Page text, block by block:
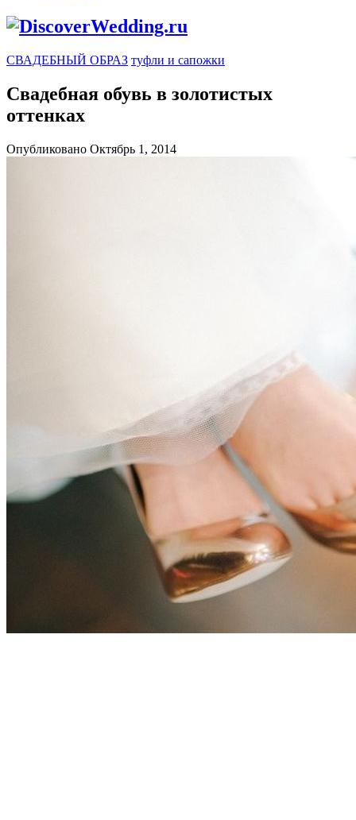
СВАДЕБНЫЙ ОБРАЗ туфли и сапожки
Свадебная обувь в золотистых
оттенках
Опубликовано Октябрь 1, 2014